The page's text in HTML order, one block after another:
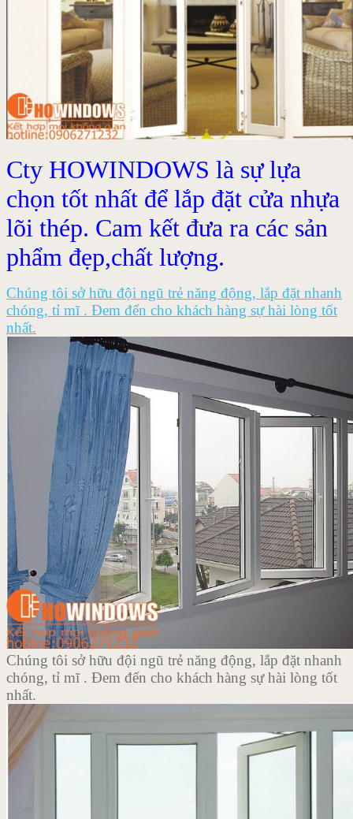
Cty HOWINDOWS là sự lựa
chọn tốt nhất để lắp đặt cửa nhựa
lõi thép. Cam kết đưa ra các sản
phẩm đẹp,chất lượng.
Chúng tôi sở hữu đội ngũ trẻ năng động, lắp đặt nhanh
chóng, tỉ mĩ . Đem đến cho khách hàng sự hài lòng tốt
nhất.
Chúng tôi sở hữu đội ngũ trẻ năng động, lắp đặt nhanh
chóng, tỉ mĩ . Đem đến cho khách hàng sự hài lòng tốt
nhất.